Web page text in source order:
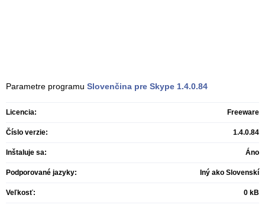
Parametre programu Slovenčina pre Skype 1.4.0.84
Licencia: Freeware
Číslo verzie: 1.4.0.84
Inštaluje sa: Áno
Podporované jazyky: Iný ako Slovenskí
Veľkosť: 0 kB